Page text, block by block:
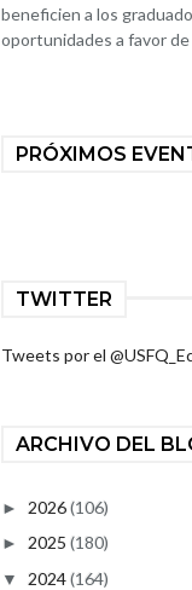
beneficien a los
oportunidades a favor de
PRÓXIMOS
TWITTER
Tweets por el
ARCHIVO DEL
► 2026(106)
► 2025 (180)
▼ 2024(164)